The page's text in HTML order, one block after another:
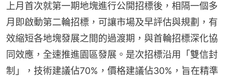
上月首次就第一期地塊進行公開招標後，相隔一個多
月即啟動第二輪招標，可讓市場及早評估與規劃，有
效縮短各地塊發展之間的過渡期，與首輪招標深化協
同效應，全速推進園區發展。是次招標沿用「雙信封
制」，技術建議佔70%，價格建議佔30%，旨在精準